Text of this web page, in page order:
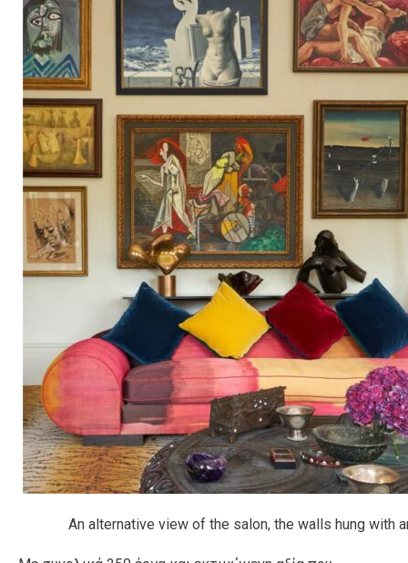
An alternative view of the salon, the walls hung with